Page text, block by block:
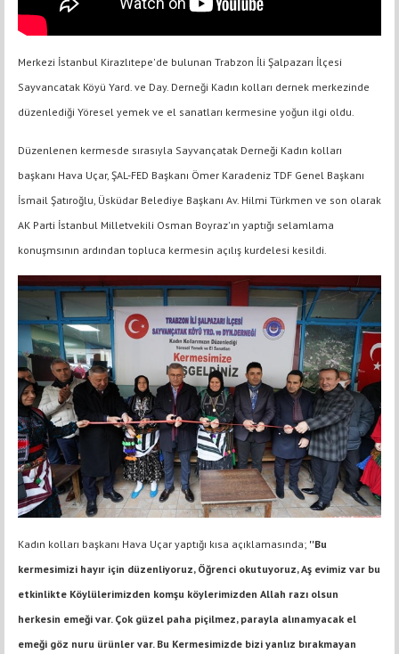
Merkezi İstanbul Kirazlıtepe'de bulunan Trabzon İli Şalpazarı İlçesi
Sayvancatak Köyü Yard. ve Day. Derneği Kadın kolları dernek merkezinde
düzenlediği Yöresel yemek ve el sanatları kermesine yoğun ilgi oldu.
Düzenlenen kermesde sırasıyla Sayvançatak Derneği Kadın kolları
başkanı Hava Uçar, ŞAL-FED Başkanı Ömer Karadeniz TDF Genel Başkanı
İsmail Şatıroğlu, Üsküdar Belediye Başkanı Av. Hilmi Türkmen ve son olarak
AK Parti İstanbul Milletvekili Osman Boyraz'ın yaptığı selamlama
konuşmsının ardından topluca kermesin açılış kurdelesi kesildi.
Kadın kolları başkanı Hava Uçar yaptığı kısa açıklamasında; ''Bu
kermesimizi hayır için düzenliyoruz, Öğrenci okutuyoruz, Aş evimiz var bu
etkinlikte Köylülerimizden komşu köylerimizden Allah razı olsun
herkesin emeği var. Çok güzel paha piçilmez, parayla alınamyacak el
emeği göz nuru ürünler var. Bu Kermesimizde bizi yanlız bırakmayan